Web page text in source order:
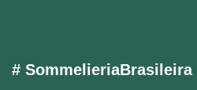
# SommelieriaBrasileira